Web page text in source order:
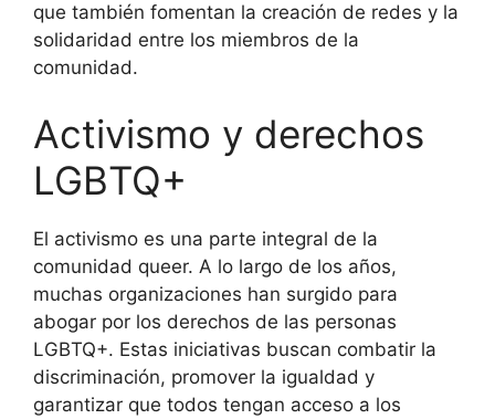
que también fomentan la creación de redes y la
solidaridad entre los miembros de la
comunidad.
Activismo y derechos
LGBTQ+
El activismo es una parte integral de la
comunidad queer. A lo largo de los años,
muchas organizaciones han surgido para
abogar por los derechos de las personas
LGBTQ+. Estas iniciativas buscan combatir la
discriminación, promover la igualdad y
garantizar que todos tengan acceso a los